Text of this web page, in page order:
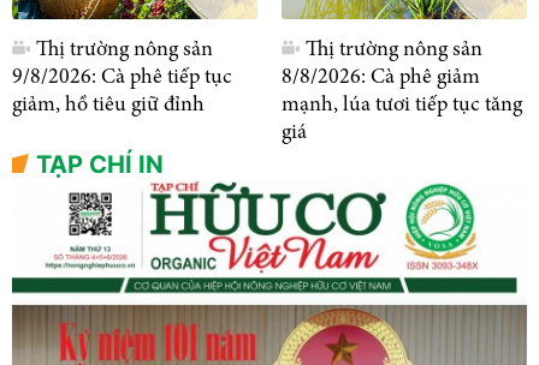
Thị trường nông sản
9/8/2026: Cà phê tiếp tục
giảm, hồ tiêu giữ đỉnh
Thị trường nông sản
8/8/2026: Cà phê giảm
mạnh, lúa tươi tiếp tục tăng
giá
TẠP CHÍ IN